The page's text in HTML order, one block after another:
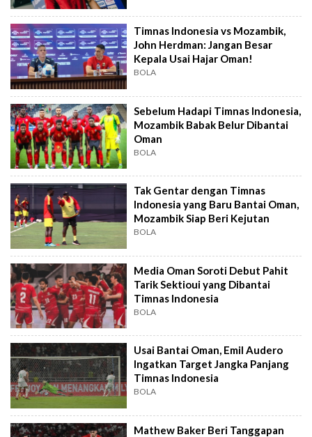
Timnas Indonesia vs Mozambik,
John Herdman: Jangan Besar
Kepala Usai Hajar Oman!
BOLA
Sebelum Hadapi Timnas Indonesia,
Mozambik Babak Belur Dibantai
Oman
BOLA
Tak Gentar dengan Timnas
Indonesia yang Baru Bantai Oman,
Mozambik Siap Beri Kejutan
BOLA
Media Oman Soroti Debut Pahit
Tarik Sektioui yang Dibantai
Timnas Indonesia
BOLA
Usai Bantai Oman, Emil Audero
Ingatkan Target Jangka Panjang
Timnas Indonesia
BOLA
Mathew Baker Beri Tanggapan